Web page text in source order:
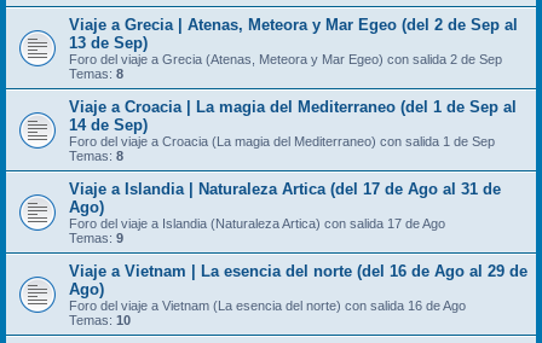
Viaje a Grecia | Atenas, Meteora y Mar Egeo (del 2 de Sep al
13 de Sep)
Foro del viaje a Grecia (Atenas, Meteora y Mar Egeo) con salida 2 de Sep
Temas: 8
Viaje a Croacia | La magia del Mediterraneo (del 1 de Sep al
14 de Sep)
Foro del viaje a Croacia (La magia del Mediterraneo) con salida 1 de Sep
Temas: 8
Viaje a Islandia | Naturaleza Artica (del 17 de Ago al 31 de
Ago)
Foro del viaje a Islandia (Naturaleza Artica) con salida 17 de Ago
Temas: 9
Viaje a Vietnam | La esencia del norte (del 16 de Ago al 29 de
Ago)
Foro del viaje a Vietnam (La esencia del norte) con salida 16 de Ago
Temas: 10